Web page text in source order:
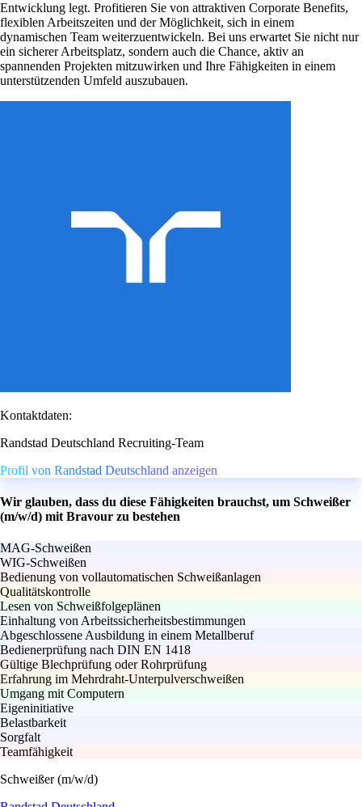
Entwicklung legt. Profitieren Sie von attraktiven Corporate Benefits,
flexiblen Arbeitszeiten und der Möglichkeit, sich in einem
dynamischen Team weiterzuentwickeln. Bei uns erwartet Sie nicht nur
ein sicherer Arbeitsplatz, sondern auch die Chance, aktiv an
spannenden Projekten mitzuwirken und Ihre Fähigkeiten in einem
unterstützenden Umfeld auszubauen.
Kontaktdaten:
Randstad Deutschland Recruiting-Team
Profil von Randstad Deutschland anzeigen
Wir glauben, dass du diese Fähigkeiten brauchst, um Schweißer
(m/w/d) mit Bravour zu bestehen
MAG-Schweißen
WIG-Schweißen
Bedienung von vollautomatischen Schweißanlagen
Qualitätskontrolle
Lesen von Schweißfolgeplänen
Einhaltung von Arbeitssicherheitsbestimmungen
Abgeschlossene Ausbildung in einem Metallberuf
Bedienerprüfung nach DIN EN 1418
Gültige Blechprüfung oder Rohrprüfung
Erfahrung im Mehrdraht-Unterpulverschweißen
Umgang mit Computern
Eigeninitiative
Belastbarkeit
Sorgfalt
Teamfähigkeit
Schweißer (m/w/d)